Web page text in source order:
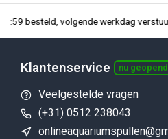
besteld, volgende werkdag
Klantenservice nu geopend
Veelgestelde vragen
(+31) 0512 238043